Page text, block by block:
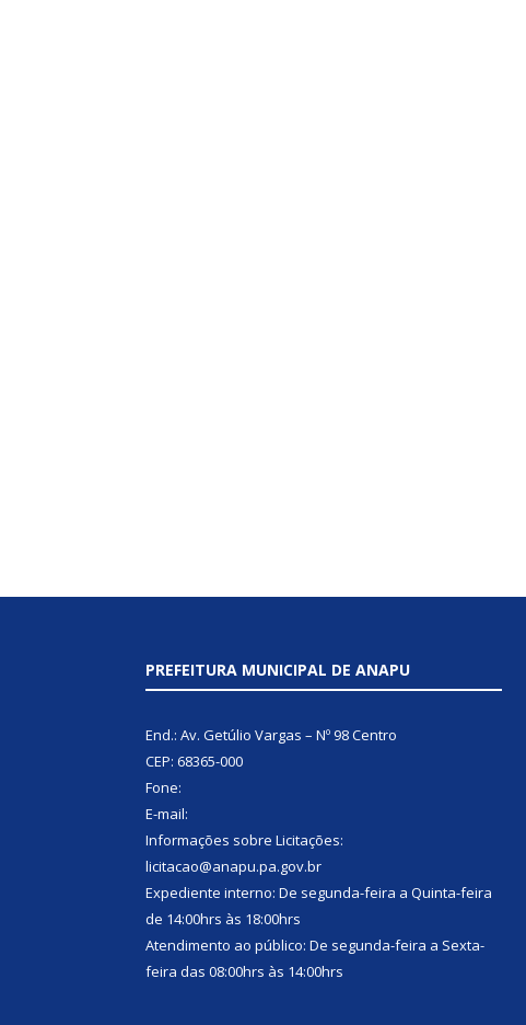
PREFEITURA MUNICIPAL DE ANAPU
End.: Av. Getúlio Vargas – Nº 98 Centro
CEP: 68365-000
Fone:
E-mail:
Informações sobre Licitações:
licitacao@anapu.pa.gov.br
Expediente interno: De segunda-feira a Quinta-feira
de 14:00hrs às 18:00hrs
Atendimento ao público: De segunda-feira a Sexta-
feira das 08:00hrs às 14:00hrs